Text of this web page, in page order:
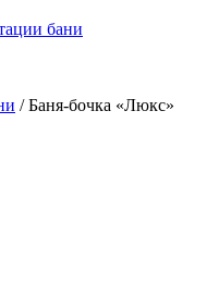
бани
/ Баня-бочка «Люкс»